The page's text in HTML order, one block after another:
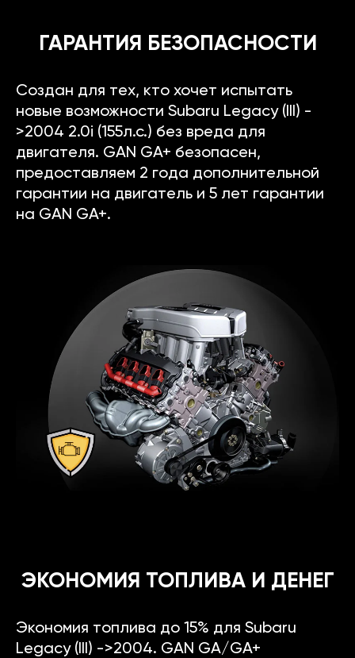
ГАРАНТИЯ БЕЗОПАСНОСТИ
Создан для тех, кто хочет испытать
новые возможности Subaru Legacy (III) -
>2004 2.0i (155л.с.) без вреда для
двигателя. GAN GA+ безопасен,
предоставляем 2 года дополнительной
гарантии на двигатель и 5 лет гарантии
на GAN GA+.
ЭКОНОМИЯ ТОПЛИВА И ДЕНЕГ
Экономия топлива до 15% для Subaru
Legacy (III) ->2004. GAN GA/GA+